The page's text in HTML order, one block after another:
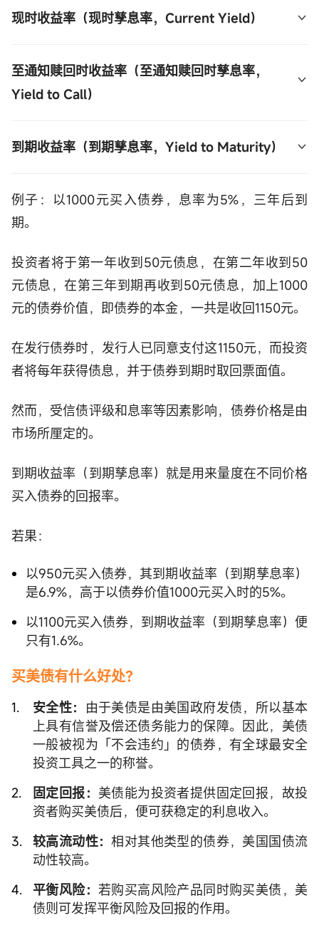
现时收益率（现时孳息率，Current Yield）
面息/债券价格x100%
至通知赎回时收益率（至通知赎回时孳息率，
Yield to Call）
率，只适用于被提早赎回的债券。
到期收益率（到期孳息率，Yield to Maturity）
回报率的形式表达，也是最常用到的计算方法。
例子：以1000元买入债券，息率为5%，三年后到
期。
投资者将于第一年收到50元债息，在第二年收到50
元债息，在第三年到期再收到50元债息，加上1000
元的债券价值，即债券的本金，一共是收回1150元。
在发行债券时，发行人已同意支付这1150元，而投资
者将每年获得债息，并于债券到期时取回票面值。
然而，受信债评级和息率等因素影响，债券价格是由
市场所厘定的。
到期收益率（到期孳息率）就是用来量度在不同价格
买入债券的回报率。
若果：
以950元买入债券，其到期收益率（到期孳息率）
是6.9%，高于以债券价值1000元买入时的5%。
以1100元买入债券，到期收益率（到期孳息率）便
只有1.6%。
买美债有什么好处？
安全性： 由于美债是由美国政府发债，所以基本
上具有信誉及偿还债务能力的保障。因此，美债
一般被视为「不会违约」的债券，有全球最安全
投资工具之一的称誉。
固定回报： 美债能为投资者提供固定回报，故投
资者购买美债后，便可获稳定的利息收入。
较高流动性：相对其他类型的债券，美国国债流
动性较高。
平衡风险： 若购买高风险产品同时购买美债，美
债则可发挥平衡风险及回报的作用。